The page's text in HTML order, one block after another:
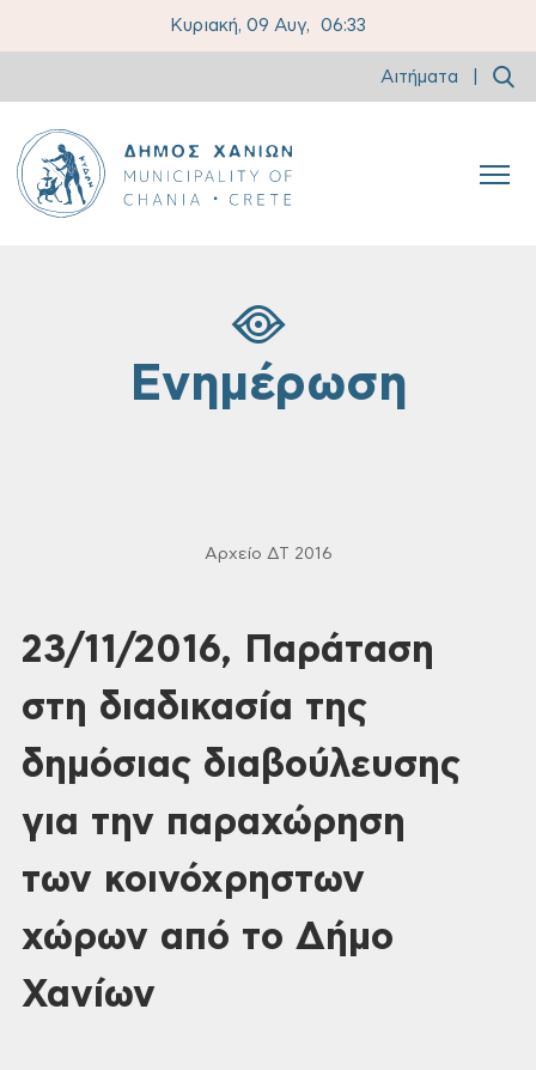
Κυριακή, 09 Αυγ, 06:33
Αιτήματα
Ενημέρωση
Αρχείο ΔΤ 2016
23/11/2016, Παράταση
στη διαδικασία της
δημόσιας διαβούλευσης
για την παραχώρηση
των κοινόχρηστων
χώρων από το Δήμο
Χανίων